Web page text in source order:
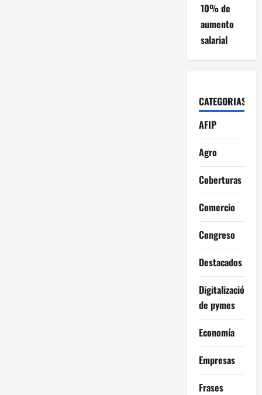
10% de
aumento
salarial
CATEGORIAS
AFIP
Agro
Coberturas
Comercio
Congreso
Destacados
Digitalización
de pymes
Economía
Empresas
Frases